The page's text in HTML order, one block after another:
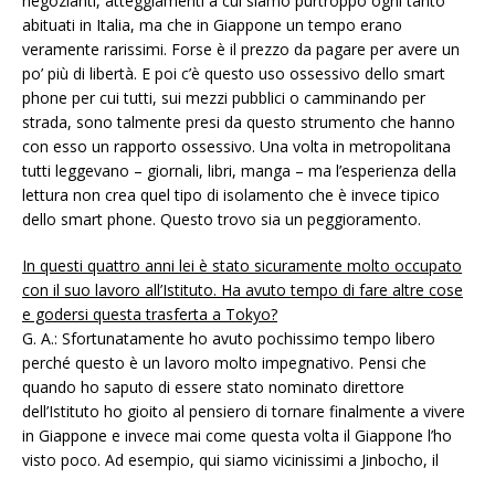
abituati in Italia, ma che in Giappone un tempo erano
veramente rarissimi. Forse è il prezzo da pagare per avere un
po’ più di libertà. E poi c’è questo uso ossessivo dello smart
phone per cui tutti, sui mezzi pubblici o camminando per
strada, sono talmente presi da questo strumento che hanno
con esso un rapporto ossessivo. Una volta in metropolitana
tutti leggevano – giornali, libri, manga – ma l’esperienza della
lettura non crea quel tipo di isolamento che è invece tipico
dello smart phone. Questo trovo sia un peggioramento.
In questi quattro anni lei è stato sicuramente molto occupato
con il suo lavoro all’Istituto. Ha avuto tempo di fare altre cose
e godersi questa trasferta a Tokyo?
G. A.: Sfortunatamente ho avuto pochissimo tempo libero
perché questo è un lavoro molto impegnativo. Pensi che
quando ho saputo di essere stato nominato direttore
dell’Istituto ho gioito al pensiero di tornare finalmente a vivere
in Giappone e invece mai come questa volta il Giappone l’ho
visto poco. Ad esempio, qui siamo vicinissimi a Jinbocho, il